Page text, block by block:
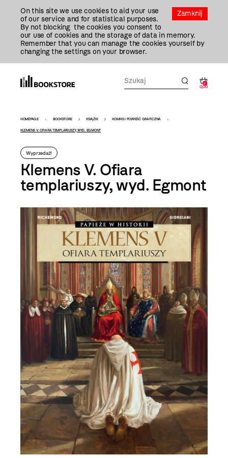
Zamknij
On this site we use cookies to aid your use
of our service and for statistical purposes.
By not blocking the cookies you consent to
our use of cookies and the storage of data in memory.
Remember that you can manage the cookies yourself by
changing the settings on your browser.
0
0,00
Bookstore
-
szablon
szczegóły
HOMEPAGE BOOKSTORE KSIĄŻKI KOMIKS I POWIEŚĆ GRAFICZNA
KLEMENS V. OFIARA TEMPLARIUSZY, WYD. EGMONT
Wyprzedaż!
Klemens V. Ofiara
templariuszy, wyd. Egmont